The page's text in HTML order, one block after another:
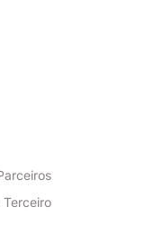
Terceiro